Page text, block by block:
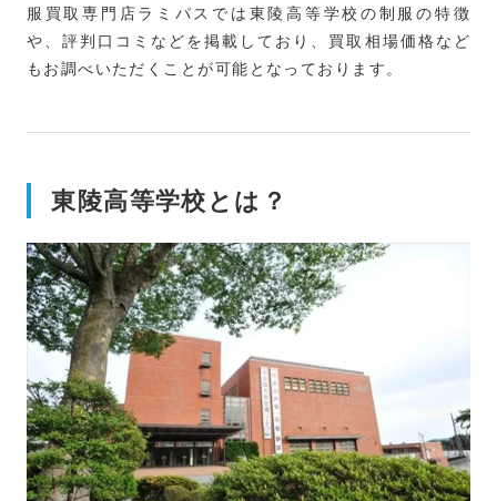
服買取専門店ラミパスでは東陵高等学校の制服の特徴
や、評判口コミなどを掲載しており、買取相場価格など
もお調べいただくことが可能となっております。
東陵高等学校とは？